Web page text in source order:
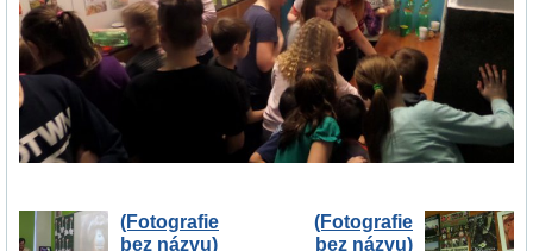
(Fotografie
bez názvu)
(Fotografie
bez názvu)